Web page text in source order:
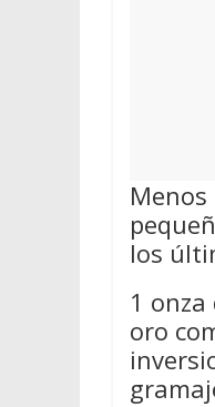
los
1
oro